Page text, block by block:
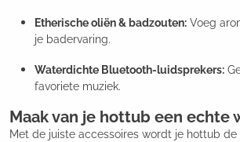
Etherische oliën & badzouten: Voeg
je badervaring.
Waterdichte Bluetooth-luidsprekers:
favoriete muziek.
Maak van je hottub een echte
Met de juiste accessoires wordt je hottub